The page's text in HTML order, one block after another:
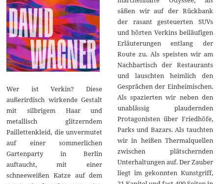
Wer ist Verkin? Diese
außerirdisch wirkende Gestalt
mit silbrigem Haar und
metallisch glitzerndem
Paillettenkleid, die unvermutet
auf einer sommerlichen
Gartenparty in Berlin
auftaucht, mit einer
schneeweißen Katze auf dem
säßen wir auf der Rückbank
der rasant gesteuerten SUVs
und hörten Verkins beiläufigen
Erläuterungen entlang der
Route zu. Als speisten wir am
Nachbartisch der Restaurants
und lauschten heimlich den
Gesprächen der Einheimischen.
Als spazierten wir neben den
unablässig plaudernden
Protagonisten über Friedhöfe,
Parks und Bazars. Als tauchten
wir in heißen Thermalquellen
zwischen plätschernden
Unterhaltungen auf. Der Zauber
liegt im gekonnten Kunstgriff,